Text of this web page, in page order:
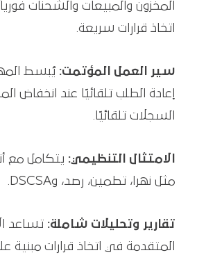
المخزون والمبيعات والشحنات
اتخاذ قرارات سريعة.
سير العمل المؤتمت: يُبسط
إعادة الطلب تلقائيًا عند انخفاض
السجلات تلقائيًا.
الامتثال التنظيمي: يتكامل مع
مثل نهرا، تطمين، رصد، وDSCSA.
تقارير وتحليلات شاملة: تساعد
المتقدمة في اتخاذ قرارات مبنية